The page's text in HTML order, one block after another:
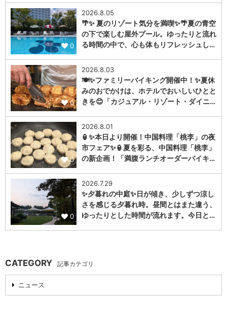
0
2026.8.05
🌴✨ 夏のリゾート気分を満喫✨🌴夏の青空
の下で楽しむ屋外プール。ゆったりと流れ
る時間の中で、心も体もリフレッシュし…
0
2026.8.03
🍽️✨ファミリーバイキング開催中！✨夏休
みのおでかけは、ホテルでおいしいひとと
きを😊「カジュアル・リゾート・ダイニ…
0
2026.8.01
🏮✨本日より開催！中国料理「桃李」の夜
市フェア✨🏮夏を彩る、中国料理「桃李」
の新企画！「満腹ランチオーダーバイキ…
0
2026.7.29
✨夕暮れの中庭✨日が傾き、少しずつ涼し
さを感じる夕暮れ時。昼間とはまた違う、
ゆったりとした時間が流れます。今日と…
CATEGORY 記事カテゴリ
ニュース